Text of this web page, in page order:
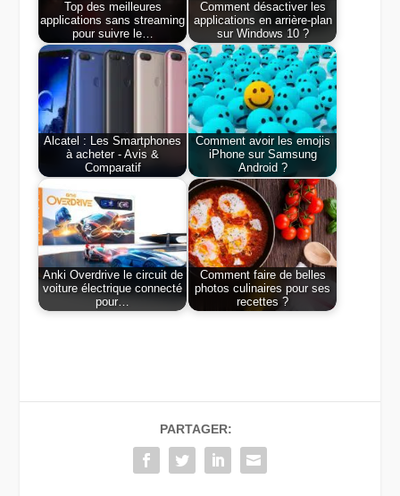
Top des meilleures
applications sans streaming
pour suivre le…
Comment désactiver les
applications en arrière-plan
sur Windows 10 ?
Alcatel : Les Smartphones
à acheter - Avis &
Comparatif
Comment avoir les emojis
iPhone sur Samsung
Android ?
Anki Overdrive le circuit de
voiture électrique connecté
pour…
Comment faire de belles
photos culinaires pour ses
recettes ?
PARTAGER: